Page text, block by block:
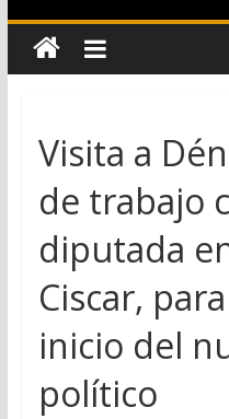
Visita a
de trabajo
diputada
Ciscar,
inicio del
político